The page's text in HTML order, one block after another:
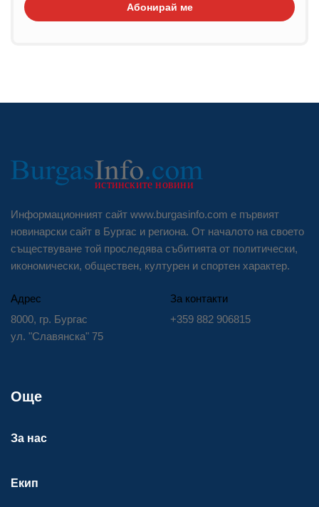
Абонирай ме
Информационният сайт www.burgasinfo.com е първият
новинарски сайт в Бургас и региона. От началото на своето
съществуване той проследява събитията от политически,
икономически, обществен, културен и спортен характер.
Адрес
8000, гр. Бургас
ул. "Славянска" 75
За контакти
+359 882 906815
Още
За нас
Екип